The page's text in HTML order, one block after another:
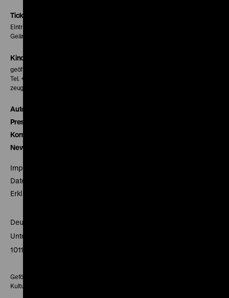
Tickets
Eintritt 5 €
Geänderte Preise sind im Programm vermerkt.
Kinokasse
geöffnet 30 Minuten vor Beginn der ersten Vorstellung
Tel. + 49 30 20304-770
zeughauskino@dhm.de
Autor*innen
Presse
Kontakt
Newsletter
Impressum
Datenschutz
Erklärung digitale Barrierefreiheit
Deutsches Historisches Museum
Unter den Linden 2
10117 Berlin
Gefördert mit Mitteln des Beauftragten der Bundesregierung für
Kultur und Medien